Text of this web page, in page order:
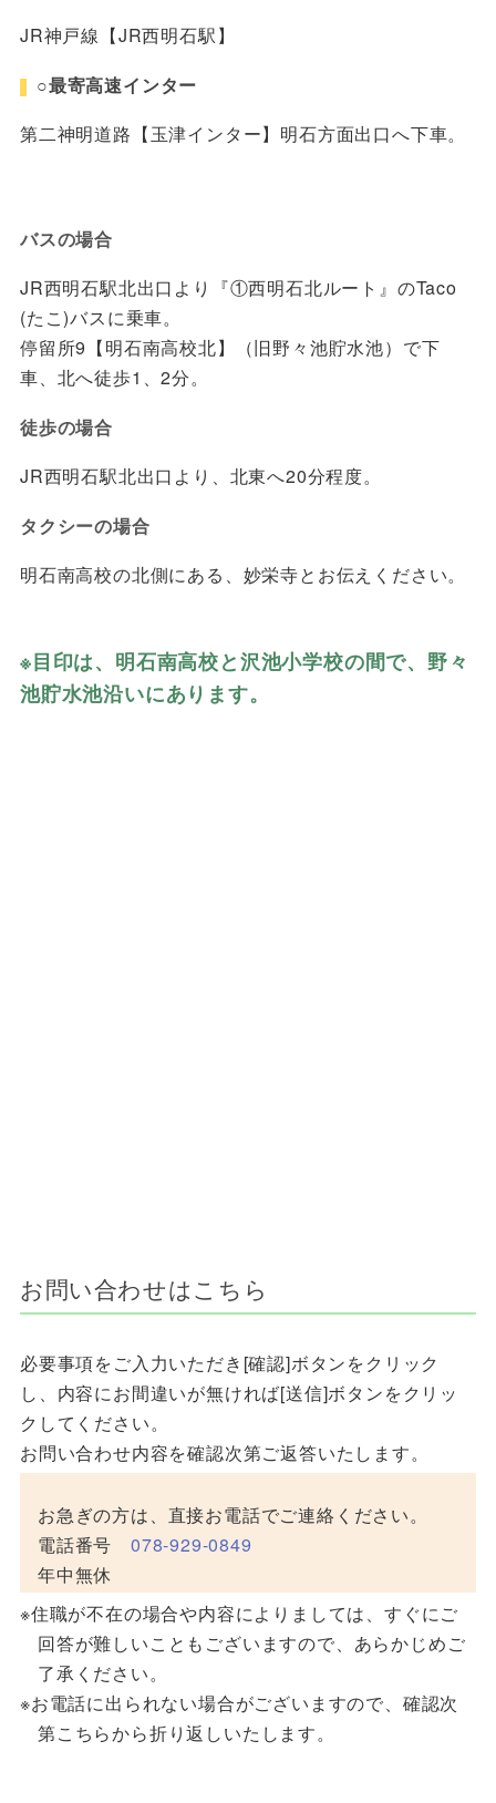
JR神戸線【JR西明石駅】
○最寄高速インター
第二神明道路【玉津インター】明石方面出口へ下車。
バスの場合
JR西明石駅北出口より『①西明石北ルート』のTaco
(たこ)バスに乗車。
停留所9【明石南高校北】（旧野々池貯水池）で下
車、北へ徒歩1、2分。
徒歩の場合
JR西明石駅北出口より、北東へ20分程度。
タクシーの場合
明石南高校の北側にある、妙栄寺とお伝えください。
※目印は、明石南高校と沢池小学校の間で、野々
池貯水池沿いにあります。
お問い合わせはこちら
必要事項をご入力いただき[確認]ボタンをクリック
し、内容にお間違いが無ければ[送信]ボタンをクリッ
クしてください。
お問い合わせ内容を確認次第ご返答いたします。
お急ぎの方は、直接お電話でご連絡ください。
電話番号 078-929-0849
年中無休
住職が不在の場合や内容によりましては、すぐにご
回答が難しいこともございますので、あらかじめご
了承ください。
お電話に出られない場合がございますので、確認次
第こちらから折り返しいたします。